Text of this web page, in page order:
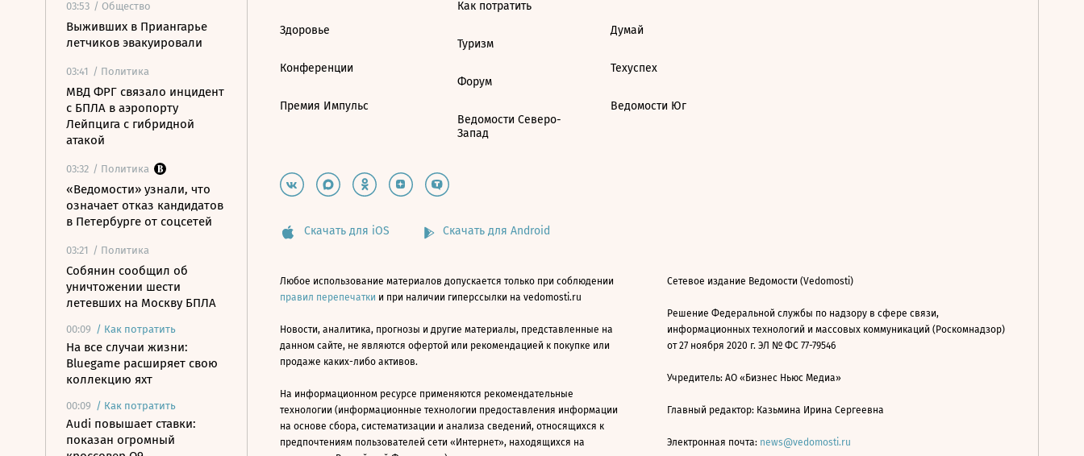
03:53 / Общество
Выживших в Приангарье
летчиков эвакуировали
03:41 / Политика
МВД ФРГ связало инцидент
с БПЛА в аэропорту
Лейпцига с гибридной
атакой
03:32 / Политика
«Ведомости» узнали, что
означает отказ кандидатов
в Петербурге от соцсетей
03:21 / Политика
Собянин сообщил об
уничтожении шести
летевших на Москву БПЛА
00:09 / Как потратить
На все случаи жизни:
Bluegame расширяет свою
коллекцию яхт
00:09 / Как потратить
Audi повышает ставки:
показан огромный
Здоровье
Конференции
Премия Импульс
Как потратить
Туризм
Форум
Ведомости Северо-
Запад
Думай
Техуспех
Ведомости Юг
Скачать для iOS Скачать для Android
Любое использование материалов допускается только при соблюдении
правил перепечатки и при наличии гиперссылки на vedomosti.ru
Новости, аналитика, прогнозы и другие материалы, представленные на
данном сайте, не являются офертой или рекомендацией к покупке или
продаже каких-либо активов.
На информационном ресурсе применяются рекомендательные
технологии (информационные технологии предоставления информации
на основе сбора, систематизации и анализа сведений, относящихся к
предпочтениям пользователей сети «Интернет», находящихся на
Сетевое издание Ведомости (Vedomosti)
Решение Федеральной службы по надзору в сфере связи,
информационных технологий и массовых коммуникаций (Роскомнадзор)
от 27 ноября 2020 г. ЭЛ № ФС 77-79546
Учредитель: АО «Бизнес Ньюс Медиа»
Главный редактор: Казьмина Ирина Сергеевна
Электронная почта: news@vedomosti.ru